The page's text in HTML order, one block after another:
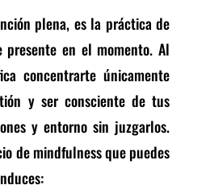
plena, es la práctica de
presente en el momento. Al
concentrarte únicamente
y ser consciente de tus
y entorno sin juzgarlos.
de mindfulness que puedes